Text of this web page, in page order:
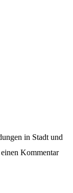
in Stadt und
Kommentar